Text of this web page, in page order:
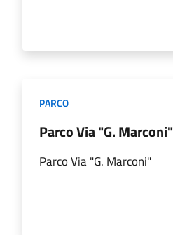
PARCO
Parco Via "G. Marconi"
Parco Via "G. Marconi"